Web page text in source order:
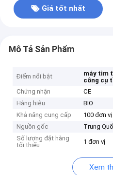
Giá tốt nhất
Mô Tả Sản Phẩm
Điểm nổi bật máy tìm
công cụ
Chứng nhận
CE
Hàng hiệu
BIO
Khả năng cung cấp
100 đơn
Nguồn gốc
Trung
Số lượng đặt hàng
tối thiểu
1 đơn vị
Xem